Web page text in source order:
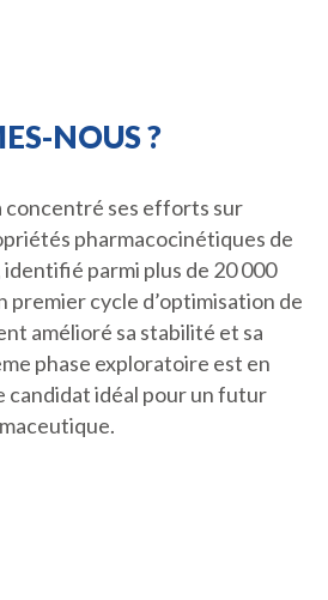
NOUS ?
concentré ses efforts sur
pharmacocinétiques de
parmi plus de 20 000
premier cycle d’optimisation de
amélioré sa stabilité et sa
phase exploratoire est en
candidat idéal pour un futur